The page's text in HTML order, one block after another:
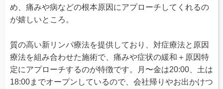
め、痛みや病などの根本原因にアプローチしてくれるの
が嬉しいところ。
質の高い新リンパ療法を提供しており、対症療法と原因
療法を組み合わせた施術で、痛みや症状の緩和＋原因特
定にアプローチするのが特徴です。月〜金は20:00、土は
18:00までオープンしているので、会社帰りやお出かけつ